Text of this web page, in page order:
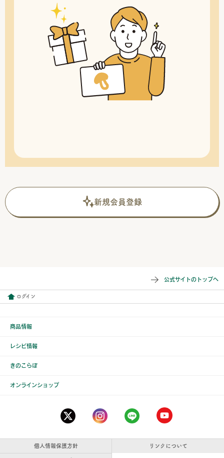
新規会員登録
公式サイトのトップへ
ログイン
商品情報
レシピ情報
きのこらぼ
オンラインショップ
個人情報保護方針 リンクについて